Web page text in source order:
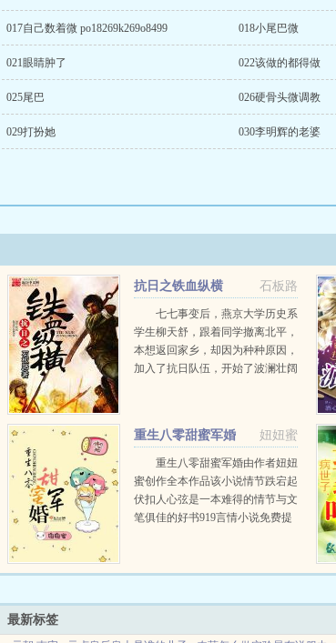
017自己数着微 po18269k269o8499 018小尾巴微
021眼睛肿了 022该做的都得做
025尾巴 026硬骨头微调教
029打扮她 030李明辉的老婆
石板路
抗日之铁血纵横
七七事变后，燕京大学历史系
学生柳天舒，跟着同学撤离北平，
本想返回家乡，却因为种种原因，
加入了抗日队伍，开始了波澜壮阔
妞妞蜜
重生八零甜蜜军婚
重生八零甜蜜军婚由作者妞妞
蜜创作全本作品该小说情节跌宕起
伏扣人心弦是一本难得的情节与文
笔俱佳的好书919言情小说免费提
最新标签